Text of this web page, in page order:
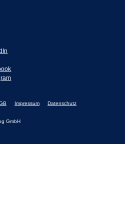
Impressum Datenschutz
GmbH